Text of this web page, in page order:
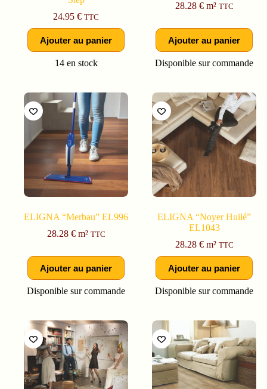
24.95€ TTC
Ajouter au panier
14 en stock
28.28 €m² TTC
Ajouter au panier
Disponible sur commande
ELIGNA “Merbau” EL996
28.28 €m² TTC
Ajouter au panier
Disponible sur commande
ELIGNA “Noyer Huilé”
EL1043
28.28 €m² TTC
Ajouter au panier
Disponible sur commande